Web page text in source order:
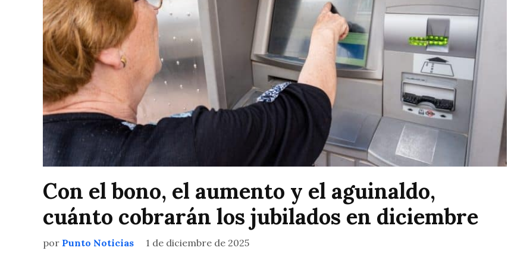
Con el bono, el aumento y el aguinaldo,
cuánto cobrarán los jubilados en diciembre
por Punto Noticias 1 de diciembre de 2025